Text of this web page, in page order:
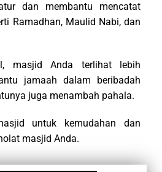
dan membantu mencatat
Ramadhan, Maulid Nabi, dan
masjid Anda terlihat lebih
jamaah dalam beribadah
juga menambah pahala.
untuk kemudahan dan
masjid Anda.